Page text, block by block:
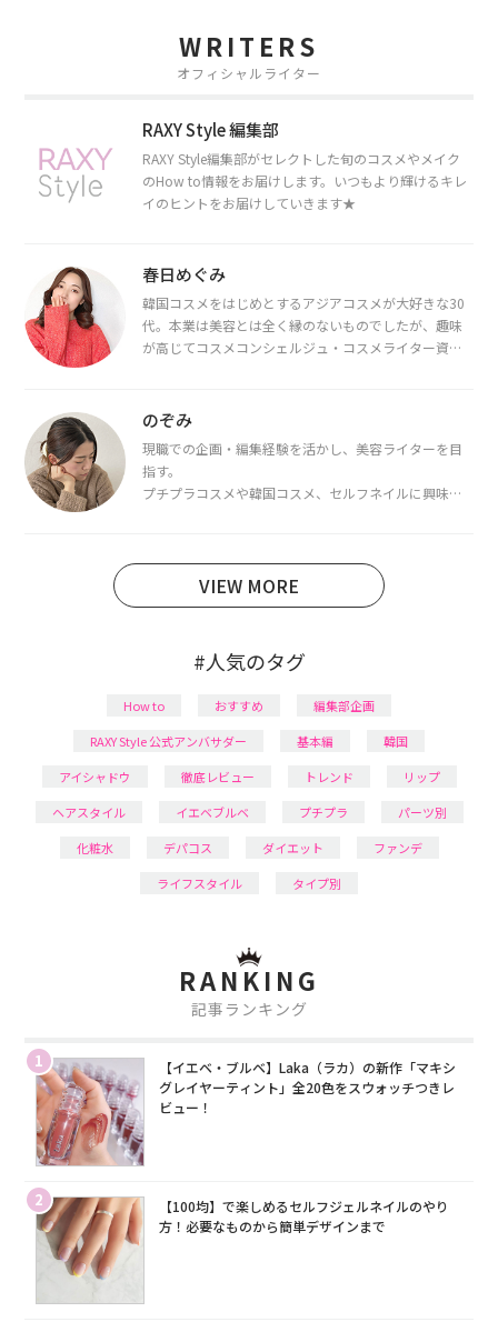
WRITERS
オフィシャルライター
RAXY Style 編集部
RAXY Style編集部がセレクトした旬のコスメやメイク
のHow to情報をお届けします。いつもより輝けるキレ
イのヒントをお届けしていきます★
春日めぐみ
韓国コスメをはじめとするアジアコスメが大好きな30
代。本業は美容とは全く縁のないものでしたが、趣味
が高じてコスメコンシェルジュ・コスメライター資格
断・骨格診断によるイメージコンサルティングも行っ
のぞみ
現職での企画・編集経験を活かし、美容ライターを目
指す。
プチプラコスメや韓国コスメ、セルフネイルに興味が
日本化粧品検定1級保有。
VIEW MORE
#人気のタグ
How to おすすめ
編集部企画
RAXY Style 公式アンバサダー
基本編
韓国
アイシャドウ
徹底レビュー トレンド
リップ
ヘアスタイル
イエベブルベ プチプラ
パーツ別
化粧水
デパコス ダイエット
ファンデ
ライフスタイル
タイプ別
RANKING
記事ランキング
1
【イエベ・ブルベ】Laka（ラカ）の新作「マキシ
グレイヤーティント」全20色をスウォッチつきレ
ビュー！
2
【100均】で楽しめるセルフジェルネイルのやり
方！必要なものから簡単デザインまで